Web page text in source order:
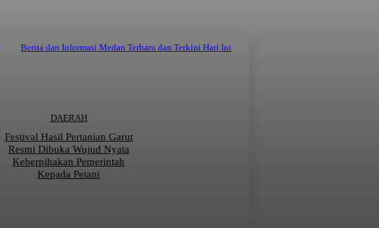
Berita dan Informasi Medan Terbaru dan Terkini Hari Ini
DAERAH
Festival Hasil Pertanian Garut
Resmi Dibuka Wujud Nyata
Keberpihakan Pemerintah
Kepada Petani